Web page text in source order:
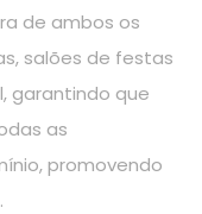
de ambos os
salões de festas
garantindo que
as
promovendo